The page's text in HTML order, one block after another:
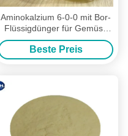
Aminokalzium 6-0-0 mit Bor-
Flüssigdünger für Gemüse
im Gelb
Beste Preis